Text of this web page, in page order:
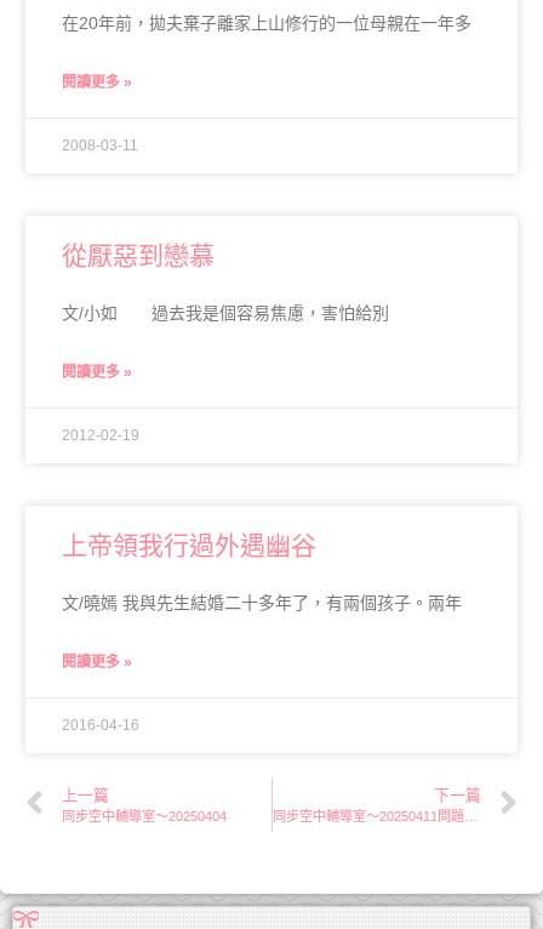
在20年前，拋夫棄子離家上山修行的一位母親在一年多
閱讀更多 »
2008-03-11
從厭惡到戀慕
文/小如 過去我是個容易焦慮，害怕給別
閱讀更多 »
2012-02-19
上帝領我行過外遇幽谷
文/曉嫣 我與先生結婚二十多年了，有兩個孩子。兩年
閱讀更多 »
2016-04-16
上一篇
同步空中輔導室～20250404
下一篇